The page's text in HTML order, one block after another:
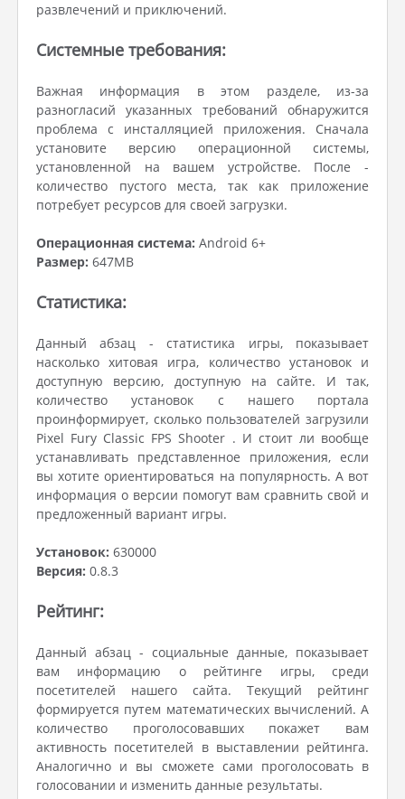
развлечений и приключений.
Системные требования:
Важная информация в этом разделе, из-за
разногласий указанных требований обнаружится
проблема с инсталляцией приложения. Сначала
установите версию операционной системы,
установленной на вашем устройстве. После -
количество пустого места, так как приложение
потребует ресурсов для своей загрузки.
Операционная система: Android 6+
Размер: 647MB
Статистика:
Данный абзац - статистика игры, показывает
насколько хитовая игра, количество установок и
доступную версию, доступную на сайте. И так,
количество установок с нашего портала
проинформирует, сколько пользователей загрузили
Pixel Fury Classic FPS Shooter . И стоит ли вообще
устанавливать представленное приложения, если
вы хотите ориентироваться на популярность. А вот
информация о версии помогут вам сравнить свой и
предложенный вариант игры.
Установок: 630000
Версия: 0.8.3
Рейтинг:
Данный абзац - социальные данные, показывает
вам информацию о рейтинге игры, среди
посетителей нашего сайта. Текущий рейтинг
формируется путем математических вычислений. А
количество проголосовавших покажет вам
активность посетителей в выставлении рейтинга.
Аналогично и вы сможете сами проголосовать в
голосовании и изменить данные результаты.